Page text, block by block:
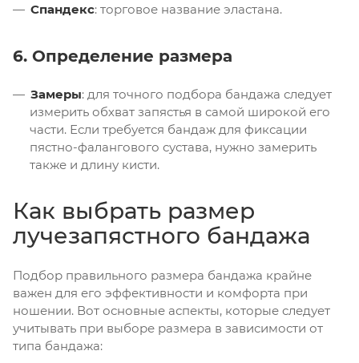
Спандекс: торговое название эластана.
6. Определение размера
Замеры: для точного подбора бандажа следует
измерить обхват запястья в самой широкой его
части. Если требуется бандаж для фиксации
пястно-фалангового сустава, нужно замерить
также и длину кисти.
Как выбрать размер
лучезапястного бандажа
Подбор правильного размера бандажа крайне
важен для его эффективности и комфорта при
ношении. Вот основные аспекты, которые следует
учитывать при выборе размера в зависимости от
типа бандажа: